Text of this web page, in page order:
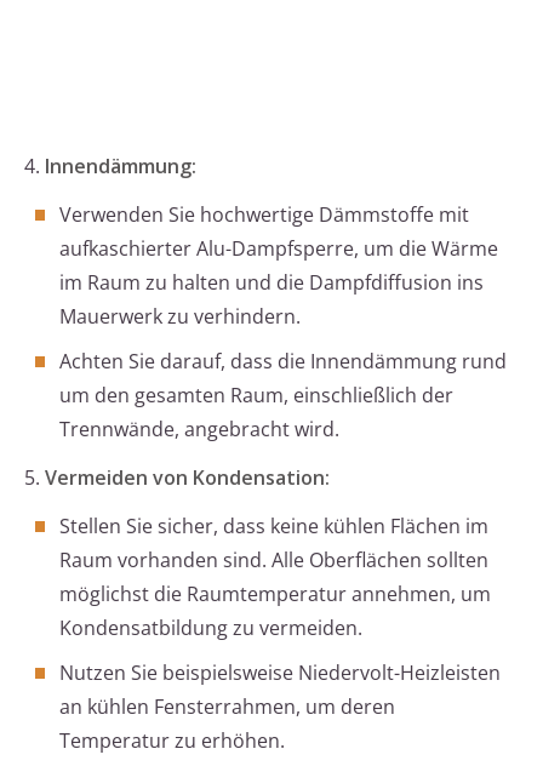
4. Innendämmung:
Verwenden Sie hochwertige Dämmstoffe mit
aufkaschierter Alu-Dampfsperre, um die Wärme
im Raum zu halten und die Dampfdiffusion ins
Mauerwerk zu verhindern.
Achten Sie darauf, dass die Innendämmung rund
um den gesamten Raum, einschließlich der
Trennwände, angebracht wird.
5. Vermeiden von Kondensation:
Stellen Sie sicher, dass keine kühlen Flächen im
Raum vorhanden sind. Alle Oberflächen sollten
möglichst die Raumtemperatur annehmen, um
Kondensatbildung zu vermeiden.
Nutzen Sie beispielsweise Niedervolt-Heizleisten
an kühlen Fensterrahmen, um deren
Temperatur zu erhöhen.